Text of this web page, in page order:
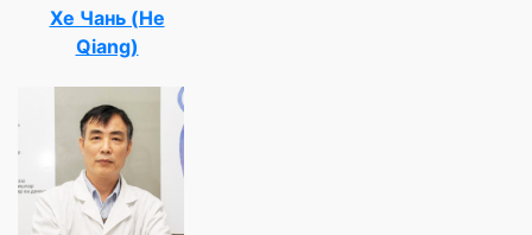
Хе Чань (He
Qiang)